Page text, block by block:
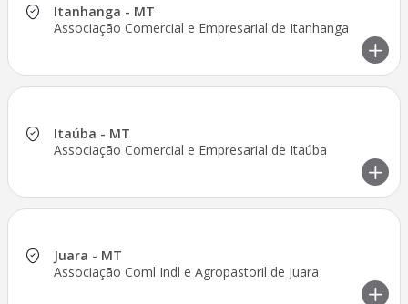
Itanhanga - MT
Associação Comercial e Empresarial de Itanhanga
Itaúba - MT
Associação Comercial e Empresarial de Itaúba
Juara - MT
Associação Coml Indl e Agropastoril de Juara